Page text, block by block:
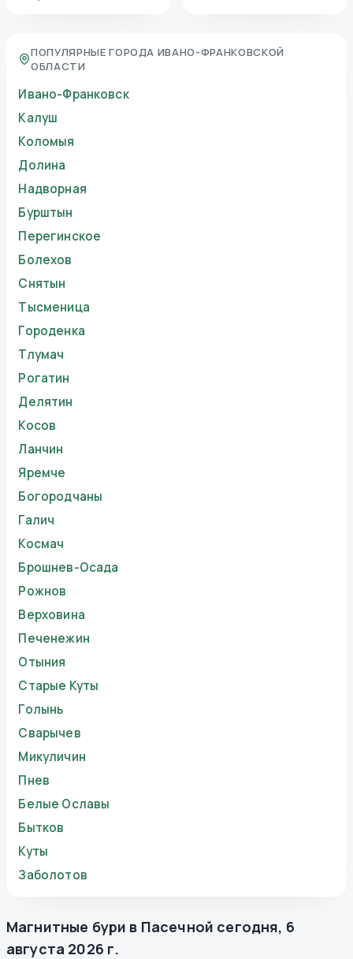
ПОПУЛЯРНЫЕ ГОРОДА ИВАНО-ФРАНКОВСКОЙ
ОБЛАСТИ
Ивано-Франковск
Калуш
Коломыя
Долина
Надворная
Бурштын
Перегинское
Болехов
Снятын
Тысменица
Городенка
Тлумач
Рогатин
Делятин
Косов
Ланчин
Яремче
Богородчаны
Галич
Космач
Брошнев-Осада
Рожнов
Верховина
Печенежин
Отыния
Старые Куты
Голынь
Сварычев
Микуличин
Пнев
Белые Ославы
Бытков
Куты
Заболотов
Магнитные бури в Пасечной сегодня, 6
августа 2026 г.